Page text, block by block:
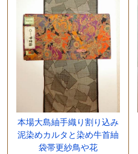
本場大島紬手織り割り込み
泥染めカルタと染め牛首紬
袋帯更紗鳥や花